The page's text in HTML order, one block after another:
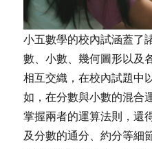
小五數學的校內試涵蓋了
數、小數、幾何圖形以及
相互交織，在校內試題中
如，在分數與小數的混合
掌握兩者的運算法則，還
及分數的通分、約分等細